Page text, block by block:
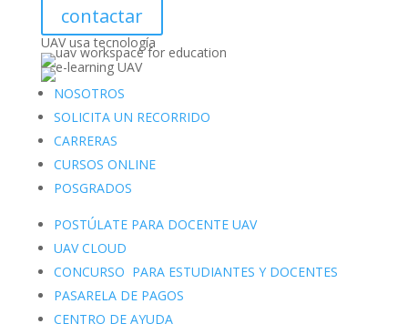
contactar
UAV usa tecnología
NOSOTROS
SOLICITA UN RECORRIDO
CARRERAS
CURSOS ONLINE
POSGRADOS
POSTÚLATE PARA DOCENTE UAV
UAV CLOUD
CONCURSO PARA ESTUDIANTES Y DOCENTES
PASARELA DE PAGOS
CENTRO DE AYUDA